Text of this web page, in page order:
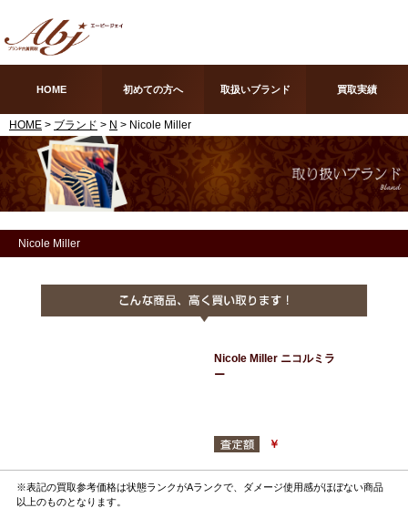
HOME 初めての方へ 取扱いブランド 買取実績
HOME > ブランド > N > Nicole Miller
Nicole Miller
Nicole Miller ニコルミラ
ー
￥
※表記の買取参考価格は状態ランクがAランクで、ダメージ使用感がほぼない商品
以上のものとなります。